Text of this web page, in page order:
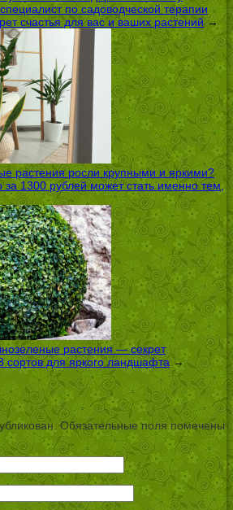
по садоводческой терапии
счастья для вас и ваших растений→
растения росли крупными и яркими?
за 1300 рублей может стать именно тем,
растения — секрет
сортов для яркого ландшафта →
Обязательные поля помечены